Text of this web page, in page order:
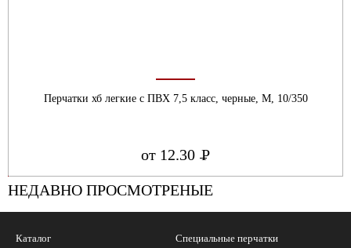
Перчатки хб легкие с ПВХ 7,5 класс, черные, М, 10/350
от 12.30 Р
УБ.
НЕДАВНО ПРОСМОТРЕНЫЕ
Каталог
Специальные перчатки